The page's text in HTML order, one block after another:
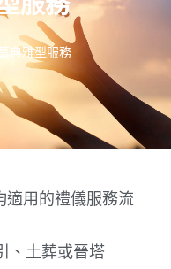
典雅型服務
適用的禮儀服務流
、土葬或晉塔